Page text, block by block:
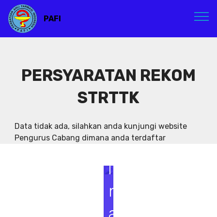
PAFI
PERSYARATAN REKOM
STRTTK
Data tidak ada, silahkan anda kunjungi website
Pengurus Cabang dimana anda terdaftar
S
e
m
i
n
a